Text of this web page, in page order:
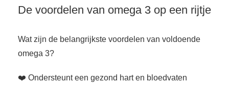
De voordelen van omega 3 op een rijtje
Wat zijn de belangrijkste voordelen van voldoende
omega 3?
❤️ Ondersteunt een gezond hart en bloedvaten